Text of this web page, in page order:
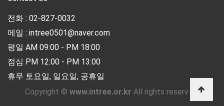
전화 : 02-827-0032
메일 : intree0501@naver.com
평일 AM 09:00 - PM 18:00
점심 PM 12:00 - PM 13:00
휴무 토요일, 일요일, 공휴일
Copyright © www.intree.or.kr All rights reserved.